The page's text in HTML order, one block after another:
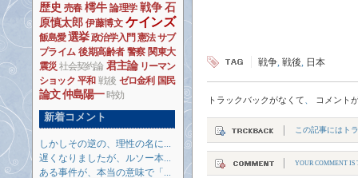
戦争, 戦後, 日本
トラックバックがなくて コメント
この記事にはト
YOUR COMMENT IS
歴史 売春 樗牛 論理学 戦争 石
原慎太郎 伊藤博文 ケインズ
飯島愛 選挙 政治学入門 憲法 サブ
プライム 後期高齢者 警察 関東大
震災 社会契約論 君主論 リーマン
ショック 平和 戦後 ゼロ金利 国民
論文 仲島陽一 時効
新着コメント
しかしその逆の、理性の名に...
遅くなりましたが、ルソー本...
ある事件が、本当の意味で「...